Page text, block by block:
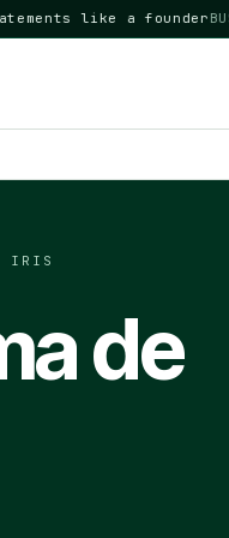
like a founder
IRIS
de